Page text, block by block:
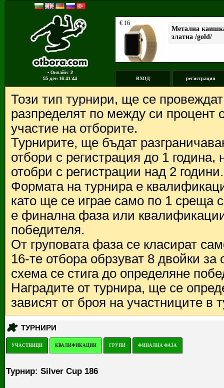
▪ Онлайн: 2
55 ден 16:41:44 ВХОД регистрация
Този тип турнири, ще се
разпределят по между си процент
участие на отборите.
Турнирите, ще бъдат
отбори с регистрация до 1
отобри с регистрации над 2 години.
Формата на турнира е
като ще се играе само по 1 среща
е финална фаза или
победителя.
От груповата фаза се класират
16-те отбора обрзуват 8 двойки
схема се стига до определяне
Наградите от турнира, ще се
зависят от броя на участниците в
ТУРНИРИ
УЧАСТНИЦИ КВАЛИФИКАЦИИ ГРУПИ ФИНАЛНА ФАЗА
Турнир: Silver Cup 186